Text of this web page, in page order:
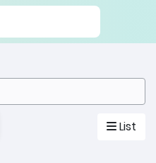
List